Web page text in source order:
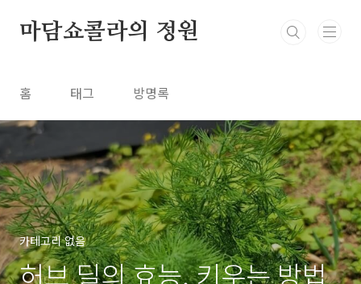
마담쇼콜라의 정원
홈 태그 방명록
카테고리 없음
허브 딜의 효능, 키우는 방법